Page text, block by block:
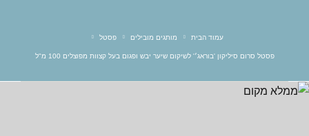
עמוד הבית מותגים מובילים פסטל
פסטל סרום סיליקון 'בוראג׳' לשיקום שיער יבש ופגום בעל קצוות מפוצלים 100 מ"ל